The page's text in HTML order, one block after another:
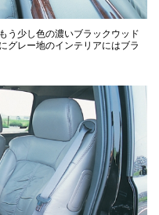
う少し色の濃いブラックウッド
グレー地のインテリアにはブラ